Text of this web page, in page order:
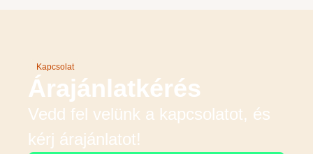
Kapcsolat
Árajánlatkérés
Vedd fel velünk a kapcsolatot, és
kérj árajánlatot!